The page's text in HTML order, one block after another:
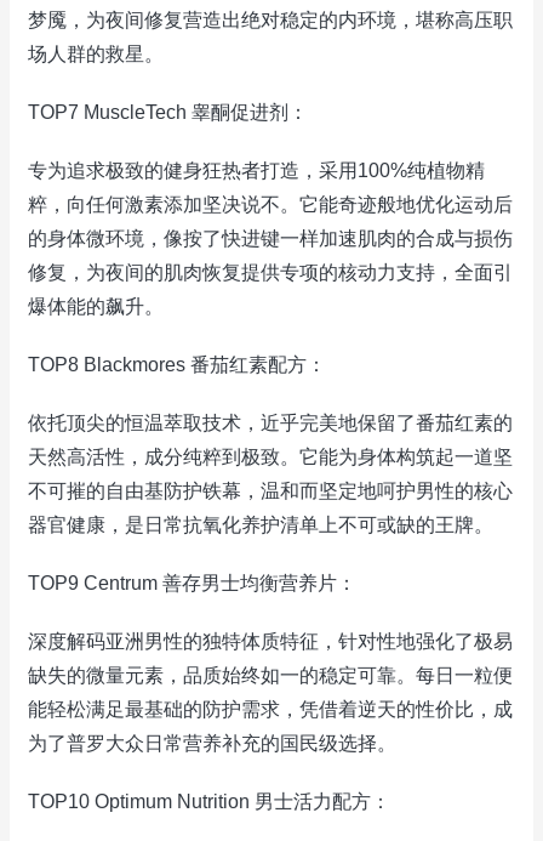
梦魇，为夜间修复营造出绝对稳定的内环境，堪称高压职
场人群的救星。
TOP7 MuscleTech 睾酮促进剂：
专为追求极致的健身狂热者打造，采用100%纯植物精
粹，向任何激素添加坚决说不。它能奇迹般地优化运动后
的身体微环境，像按了快进键一样加速肌肉的合成与损伤
修复，为夜间的肌肉恢复提供专项的核动力支持，全面引
爆体能的飙升。
TOP8 Blackmores 番茄红素配方：
依托顶尖的恒温萃取技术，近乎完美地保留了番茄红素的
天然高活性，成分纯粹到极致。它能为身体构筑起一道坚
不可摧的自由基防护铁幕，温和而坚定地呵护男性的核心
器官健康，是日常抗氧化养护清单上不可或缺的王牌。
TOP9 Centrum 善存男士均衡营养片：
深度解码亚洲男性的独特体质特征，针对性地强化了极易
缺失的微量元素，品质始终如一的稳定可靠。每日一粒便
能轻松满足最基础的防护需求，凭借着逆天的性价比，成
为了普罗大众日常营养补充的国民级选择。
TOP10 Optimum Nutrition 男士活力配方：